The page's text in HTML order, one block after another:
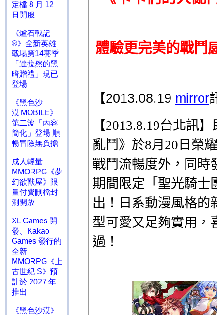
定檔 8 月 12
日開服
《爐石戰記
®》全新英雄
戰場第14賽季
「達拉然的黑
暗贈禮」現已
登場
《黑色沙
漠 MOBILE》
第二波「內容
簡化」登場 順
暢冒險無負擔
成人輕量
MMORPG《夢
幻欲獸屋》限
量付費刪檔封
測開放
XL Games 開
發、Kakao
Games 發行的
全新
MMORPG《上
古世紀 S》預
計於 2027 年
推出！
《黑色沙漠》